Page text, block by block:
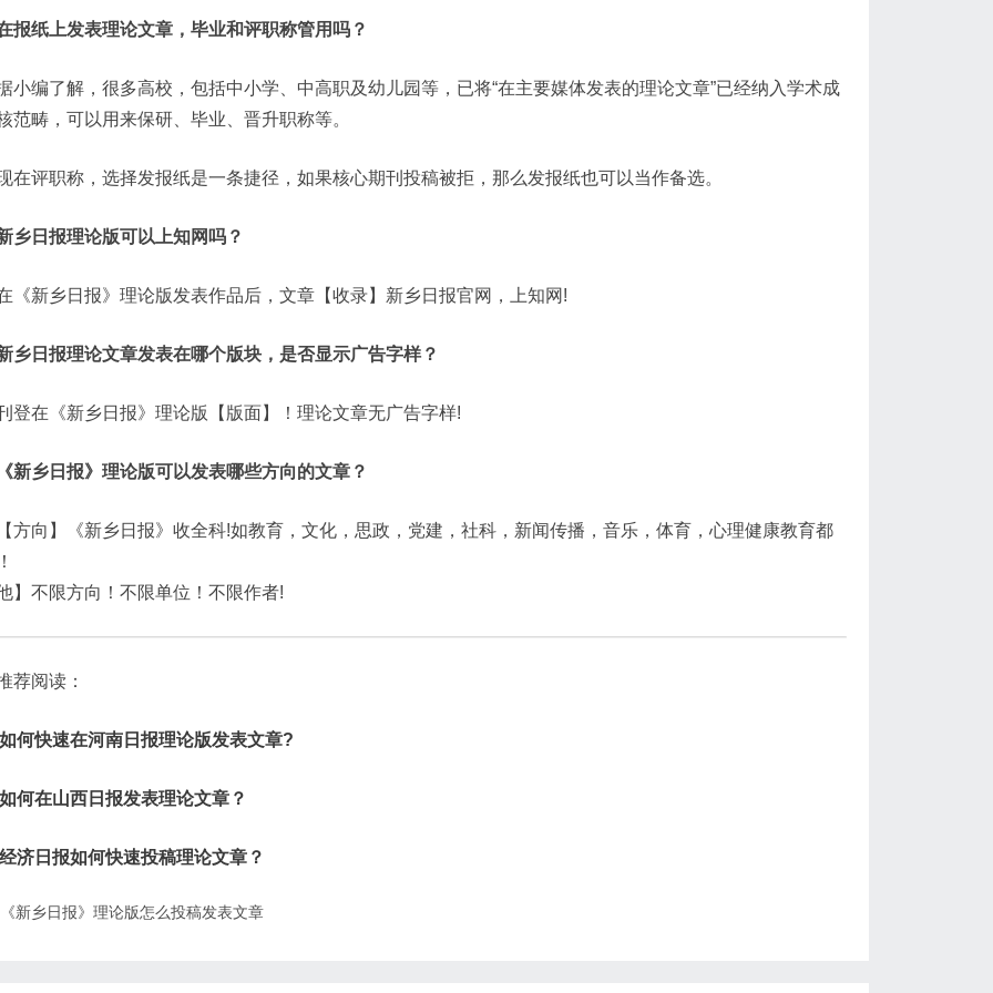
报纸上发表理论文章，毕业和评职称管用吗？
小编了解，很多高校，包括中小学、中高职及幼儿园等，已将“在主要媒体发表的理论文章”已经纳入学术成
范畴，可以用来保研、毕业、晋升职称等。
在评职称，选择发报纸是一条捷径，如果核心期刊投稿被拒，那么发报纸也可以当作备选。
乡日报理论版可以上知网吗？
《新乡日报》理论版发表作品后，文章【收录】新乡日报官网，上知网!
乡日报理论文章发表在哪个版块，是否显示广告字样？
登在《新乡日报》理论版【版面】！理论文章无广告字样!
新乡日报》理论版可以发表哪些方向的文章？
方向】《新乡日报》收全科!如教育，文化，思政，党建，社科，新闻传播，音乐，体育，心理健康教育都
】不限方向！不限单位！不限作者!
荐阅读：
如何快速在河南日报理论版发表文章?
如何在山西日报发表理论文章？
经济日报如何快速投稿理论文章？
《新乡日报》理论版怎么投稿发表文章